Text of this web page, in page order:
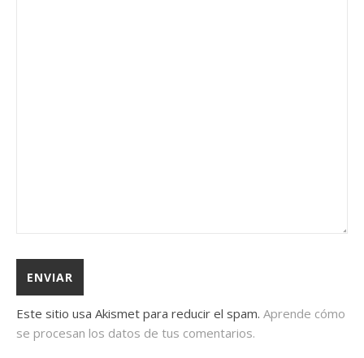
Este sitio usa Akismet para reducir el spam. Aprende cómo
se procesan los datos de tus comentarios.